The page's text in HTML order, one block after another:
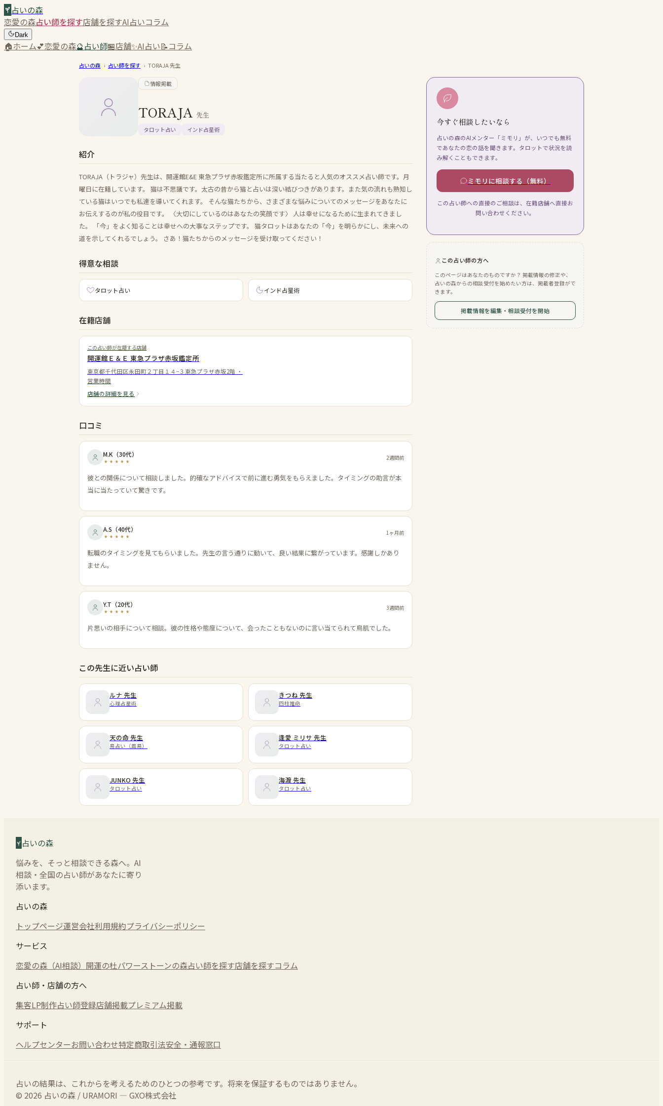
占いの森
恋愛の森占い師を探す店舗を探すAI占いコラム
Dark
🏠ホーム💕恋愛の森🔮占い師🏪店舗✨AI占い📝コラム
占いの森 › 占い師を探す › TORAJA先生
情報掲載
TORAJA 先生
タロット占い インド占星術
紹介
TORAJA（トラジャ）先生は、開運館E&E 東急プラザ赤坂鑑定所に所属する当たると人気のオススメ占い師です。月
曜日に在籍しています。 猫は不思議です。太古の昔から猫と占いは深い結びつきがあります。また気の流れも熟知し
ている猫はいつでも私達を導いてくれます。 そんな猫たちから、さまざまな悩みについてのメッセージをあなたに
お伝えするのが私の役目です。 〈大切にしているのはあなたの笑顔です〉 人は幸せになるために生まれてきまし
た。 「今」をよく知ることは幸せへの大事なステップです。 猫タロットはあなたの「今」を明らかにし、未来への
道を示してくれるでしょう。 さあ！猫たちからのメッセージを受け取ってください！
得意な相談
タロット占い インド占星術
在籍店舗
この占い師が在籍する店舗
開運館Ｅ＆Ｅ 東急プラザ赤坂鑑定所
東京都千代田区永田町２丁目１４−３東急プラザ赤坂2階 ・
営業時間
店舗の詳細を見る
口コミ
M.K （30代） 2週間前
彼との関係について相談しました。的確なアドバイスで前に進む勇気をもらえました。タイミングの助言が本
当に当たっていて驚きです。
A.S （40代） 1ヶ月前
転職のタイミングを見てもらいました。先生の言う通りに動いて、良い結果に繋がっています。感謝しかあり
ません。
Y.T （20代） 3週間前
片思いの相手について相談。彼の性格や態度について、会ったこともないのに言い当てられて鳥肌でした。
この先生に近い占い師
ルナ 先生
心理占星術
きつね 先生
四柱推命
天の命 先生
易占い（周易）
逢愛 ミリサ 先生
タロット占い
JUNKO 先生
タロット占い
海渡 先生
タロット占い
今すぐ相談したいなら
占いの森のAIメンター「ミモリ」が、いつでも無料
であなたの恋の話を聞きます。タロットで状況を読
み解くこともできます。
ミモリに相談する（無料）
この占い師への直接のご相談は、在籍店舗へ直接お
問い合わせください。
この占い師の方へ
このページはあなたのものですか？ 掲載情報の修正や、
占いの森からの相談受付を始めたい方は、掲載者登録がで
きます。
掲載情報を編集・相談受付を開始
占いの森
悩みを、そっと相談できる森へ。AI
相談・全国の占い師があなたに寄り
添います。
占いの森
トップページ運営会社利用規約プライバシーポリシー
サービス
恋愛の森（AI相談） 開運の杜パワーストーンの森占い師を探す店舗を探すコラム
占い師・店舗の方へ
集客LP制作占い師登録店舗掲載プレミアム掲載
サポート
ヘルプセンターお問い合わせ特定商取引法安全・通報窓口
占いの結果は、これからを考えるためのひとつの参考です。将来を保証するものではありません。
© 2026 占いの森 / URAMORI — GXO株式会社